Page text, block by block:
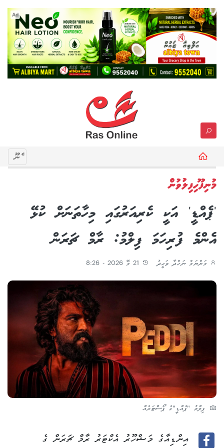
Ad
މެނޫ
މުނިފޫހިފިލުވުން
'ޕެއްޑީ' އަކީ ކެރިއަރުގައި މިހާތަނަށް ކުޅޭ
އެންމެ ފުރިހަމަ ފިލްމު: ރާމް ޗަރަން
މަރްޔަމް ނަހްދާ ވަޙީދު
ފިލްމު "ޕެއްޑީ"ގެ ޕޯސްޓަރެއް
އިންޑިއާގެ މަޝްހޫރު އެކްޓަރު ރާމް ޗަރަން ގެ